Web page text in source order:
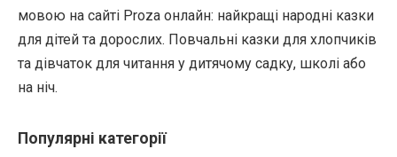
мовою на сайті Proza онлайн: найкращі народні казки
для дітей та дорослих. Повчальні казки для хлопчиків
та дівчаток для читання у дитячому садку, школі або
на ніч.
Популярні категорії